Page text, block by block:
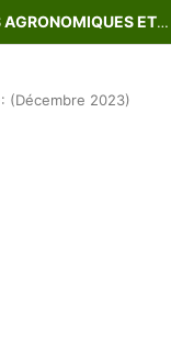
REVUE MAROCAINE DES SCIENCES AGRONOMIQUES ET VÉTÉRINAIRES
(Décembre 2023)